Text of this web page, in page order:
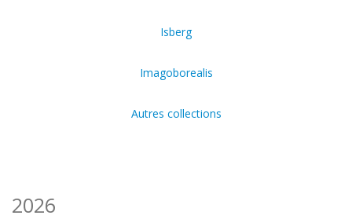
Isberg
Imagoborealis
Autres collections
2026